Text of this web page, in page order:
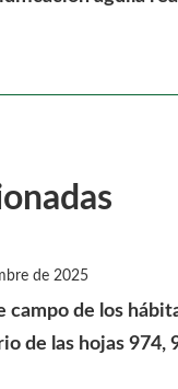
de 2025
campo de los
de las hojas 974,